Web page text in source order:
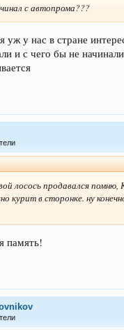
с автопрома???
нас в стране
и с чего бы не
лосось продавался
курит в сторонке. ну